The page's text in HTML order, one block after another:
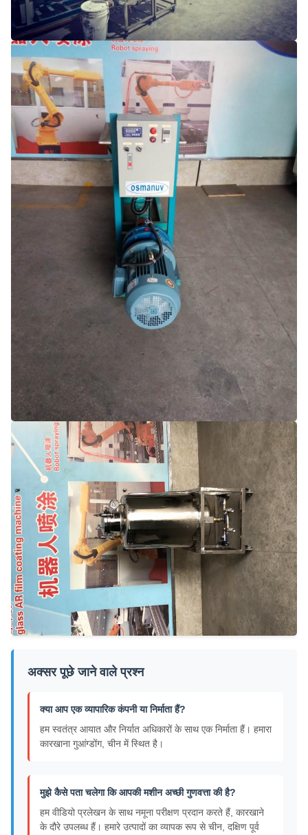
अक्सर पूछे जाने वाले प्रश्न
क्या आप एक व्यापारिक कंपनी या निर्माता हैं?
हम स्वतंत्र आयात और निर्यात अधिकारों के साथ एक निर्माता हैं। हमारा
कारखाना गुआंग्डोंग, चीन में स्थित है।
मुझे कैसे पता चलेगा कि आपकी मशीन अच्छी गुणवत्ता की है?
हम वीडियो प्रलेखन के साथ नमूना परीक्षण प्रदान करते हैं, कारखाने
के दौरे उपलब्ध हैं। हमारे उत्पादों का व्यापक रूप से चीन, दक्षिण पूर्व